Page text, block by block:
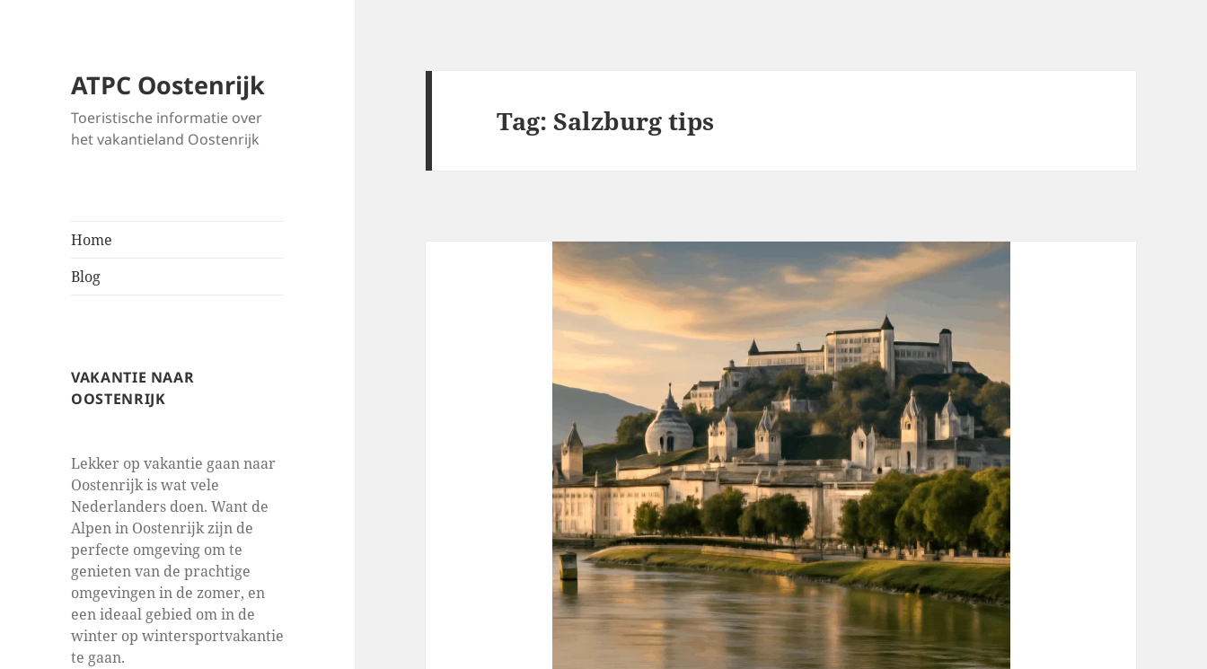
ATPC Oostenrijk
Toeristische informatie over
het vakantieland Oostenrijk
Home
Blog
VAKANTIE NAAR
OOSTENRIJK
Lekker op vakantie gaan naar
Oostenrijk is wat vele
Nederlanders doen. Want de
Alpen in Oostenrijk zijn de
perfecte omgeving om te
genieten van de prachtige
omgevingen in de zomer, en
een ideaal gebied om in de
winter op wintersportvakantie
te gaan.
Tag:Salzburg tips